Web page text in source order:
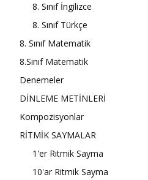
8. Sınıf İngilizce
8. Sınıf Türkçe
8. Sınıf Matematik
8.Sınıf Matematik
Denemeler
DİNLEME METİNLERİ
Kompozisyonlar
RİTMİK SAYMALAR
1'er Ritmik Sayma
10'ar Ritmik Sayma